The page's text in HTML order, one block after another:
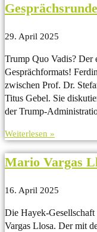
Gesprächsrunde​
29. April 2025
Trump Quo Vadis? Der
Gesprächformats!
zwischen Prof. Dr.
Titus Gebel. Sie
der Trump-
Weiterlesen »
Mario Vargas
16. April 2025
Die Hayek-
Vargas Llosa. Der mit